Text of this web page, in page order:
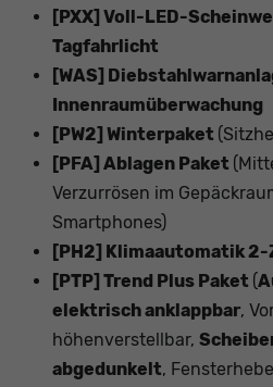
[PXX] Voll-LED-
Tagfahrlicht
[WAS]
Innenraumüberwachung
[PW2] Winterpaket
[PFA] Ablagen Paket
Verzurrösen im
Smartphones)
[PH2] Klimaautomatik
[PTP] Trend Plus Paket (
elektrisch anklappbar,
höhenverstellbar,
abgedunkelt,